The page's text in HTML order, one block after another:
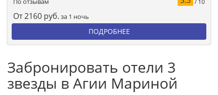
От2160 руб. за 1 ночь
ПОДРОБНЕЕ
Забронировать отели 3
звезды в Агии Мариной